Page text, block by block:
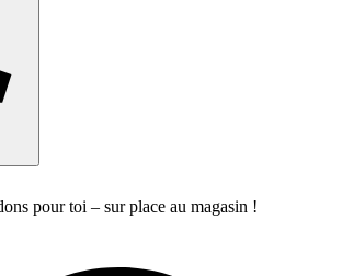
pour toi – sur place au magasin !